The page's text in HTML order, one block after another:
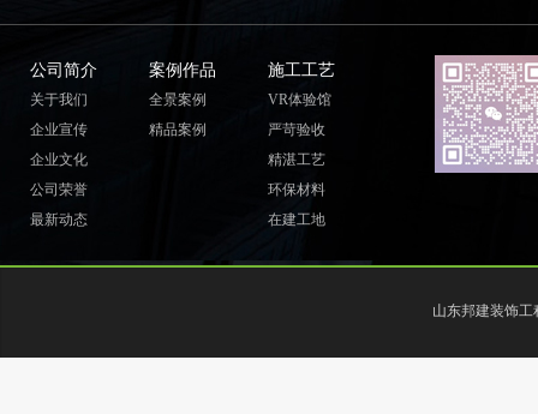
公司简介
关于我们
企业宣传
企业文化
公司荣誉
最新动态
案例作品
全景案例
精品案例
施工工艺
VR体验馆
严苛验收
精湛工艺
环保材料
在建工地
山东邦建装饰